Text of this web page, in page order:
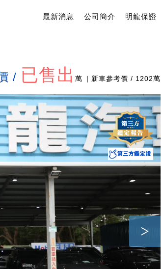
最新消息 公司簡介 明龍保證
/ 已售出萬 | 新車參考價 / 1202萬